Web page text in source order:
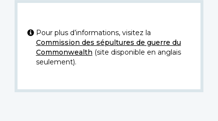
Pour plus d’informations, visitez la
Commission des sépultures de guerre du
Commonwealth (site disponible en anglais
seulement).